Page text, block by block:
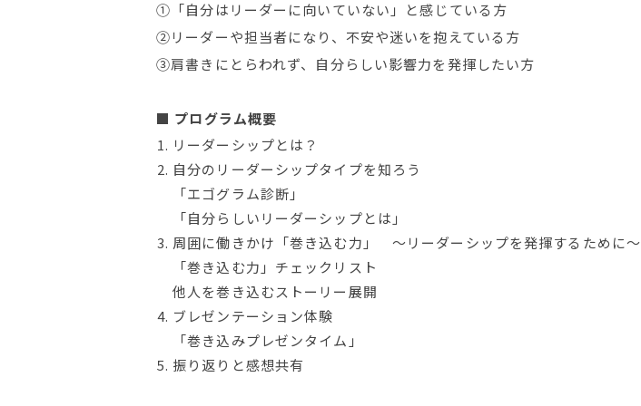
①「自分はリーダーに向いていない」と感じている方
②リーダーや担当者になり、不安や迷いを抱えている方
③肩書きにとらわれず、自分らしい影響力を発揮したい方
■ プログラム概要
リーダーシップとは？
自分のリーダーシップタイプを知ろう
「エゴグラム診断」
「自分らしいリーダーシップとは」
周囲に働きかけ「巻き込む力」 〜リーダーシップを発揮するために〜
「巻き込む力」チェックリスト
他人を巻き込むストーリー展開
ブレゼンテーション体験
「巻き込みプレゼンタイム」
振り返りと感想共有